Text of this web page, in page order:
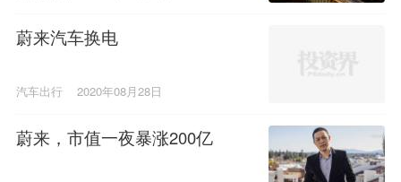
蔚来汽车换电
汽车出行 2020年08月28日
蔚来，市值一夜暴涨200亿